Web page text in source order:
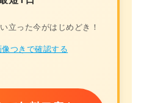
立った今がはじめどき！
つきで確認する